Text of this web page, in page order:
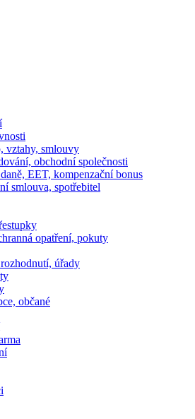
vztahy, smlouvy
obchodní společnosti
EET, kompenzační bonus
smlouva, spotřebitel
opatření, pokuty
úřady
občané